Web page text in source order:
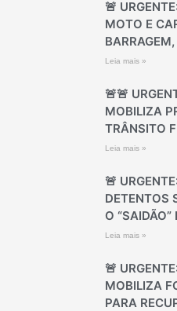
🚨
MOTO E
Leia mais »
🚨🚨
MOBILIZA
TRÂNSITO
Leia mais »
🚨
DETENTOS
O
Leia mais »
🚨
MOBILIZA
PARA